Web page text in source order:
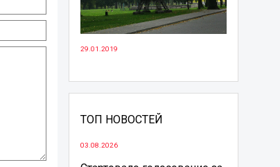
29.01.2019
ТОП НОВОСТЕЙ
03.08.2026